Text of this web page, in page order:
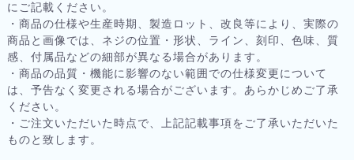
にご記載ください。
・商品の仕様や生産時期、製造ロット、改良等により、実際の
商品と画像では、ネジの位置・形状、ライン、刻印、色味、質
感、付属品などの細部が異なる場合があります。
・商品の品質・機能に影響のない範囲での仕様変更について
は、予告なく変更される場合がございます。あらかじめご了承
ください。
・ご注文いただいた時点で、上記記載事項をご了承いただいた
ものと致します。